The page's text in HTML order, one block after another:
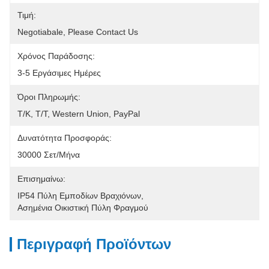
Τιμή:
Negotiabale, Please Contact Us
Χρόνος Παράδοσης:
3-5 Εργάσιμες Ημέρες
Όροι Πληρωμής:
Τ/Κ, Τ/Τ, Western Union, PayPal
Δυνατότητα Προσφοράς:
30000 Σετ/μήνα
Επισημαίνω:
IP54 Πύλη Εμποδίων Βραχιόνων
Ασημένια Οικιστική Πύλη Φραγμού
Περιγραφή Προϊόντων